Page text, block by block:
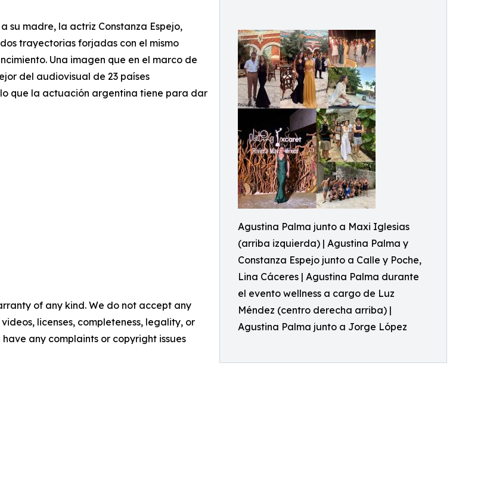
Agustina Palma junto a Maxi Iglesias
(arriba izquierda) | Agustina Palma y
Constanza Espejo junto a Calle y Poche,
Lina Cáceres | Agustina Palma durante
el evento wellness a cargo de Luz
Méndez (centro derecha arriba) |
Agustina Palma junto a Jorge López
su madre, la actriz Constanza Espejo,
trayectorias forjadas con el mismo
Una imagen que en el marco de
del audiovisual de 23 países
que la actuación argentina tiene para dar
of any kind. We do not accept any
licenses, completeness, legality, or
any complaints or copyright issues